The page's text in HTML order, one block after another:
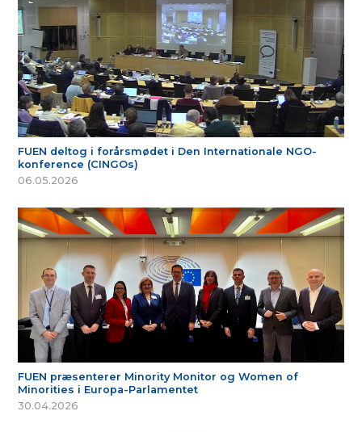
FUEN deltog i forårsmødet i Den Internationale NGO-
konference (CINGOs)
06.05.2026
FUEN præsenterer Minority Monitor og Women of
Minorities i Europa-Parlamentet
30.04.2026